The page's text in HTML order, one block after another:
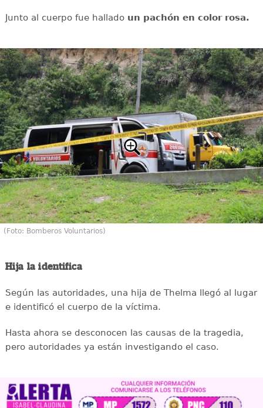
Junto al cuerpo fue hallado un pachón en color rosa.
(Foto: Bomberos Voluntarios)
Hija la identifica
Según las autoridades, una hija de Thelma llegó al lugar
e identificó el cuerpo de la víctima.
Hasta ahora se desconocen las causas de la tragedia,
pero autoridades ya están investigando el caso.